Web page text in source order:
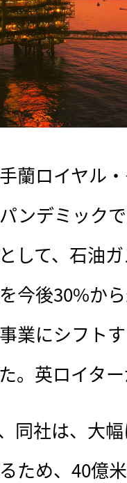
蘭ロイヤル
ンデミック
して、石油
今後30%か
業にシフト
。英ロイタ
同社は、大
ため、40億